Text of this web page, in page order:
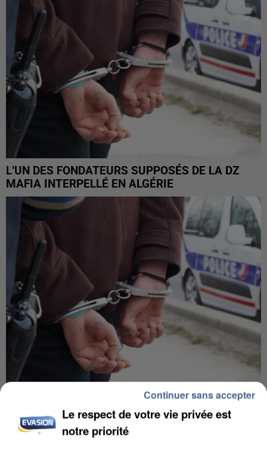
L’UN DES FONDATEURS SUPPOSÉS DE LA DZ
MAFIA INTERPELLÉ EN ALGÉRIE
UN SECOND CADRE DE LA DZ MAFIA
INTERPELLÉ EN ALGÉRIE
Le respect de votre vie privée est
notre priorité
Continuer sans accepter